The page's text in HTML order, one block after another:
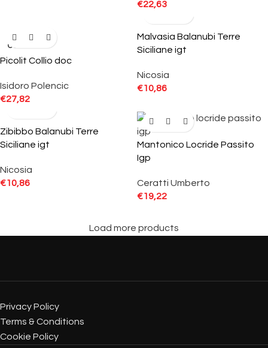
€22,63
OUT
Picolit Collio doc
Isidoro Polencic
€27,82
Malvasia Balanubi Terre
Siciliane igt
Nicosia
€10,86
Zibibbo Balanubi Terre
Siciliane igt
Nicosia
€10,86
Mantonico Locride Passito
Igp
Ceratti Umberto
€19,22
Load more products
Privacy Policy
Terms & Conditions
Cookie Policy